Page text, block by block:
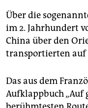
Über die
im 2. Jahrhundert
China über den
transportierten auf
Das aus dem
Aufklappbuch „Auf